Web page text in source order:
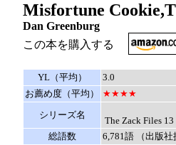
Misfortune
Dan Greenburg
この本を購入する
YL（平均）
3.0
お薦め度（平均）
★★★★
シリーズ名
The Zack Files 13
総語数
6,781語 （出版社